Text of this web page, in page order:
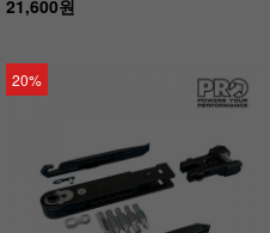
21,600원
20%